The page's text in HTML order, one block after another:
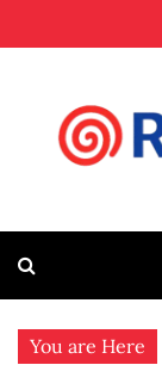
to
You are Here